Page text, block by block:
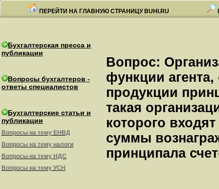
ПЕРЕЙТИ НА ГЛАВНУЮ СТРАНИЦУ BUHI.RU
Бухгалтерская пресса и
публикации
Вопросы бухгалтеров -
ответы специалистов
Бухгалтерские статьи и
публикации
Вопросы на тему ЕНВД
Вопросы на тему налоги
Вопросы на тему НДС
Вопросы на тему УСН
Вопрос:
функции
продукции
такая
которого
суммы
принципала